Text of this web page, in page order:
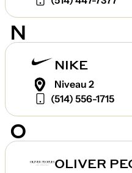
N
NIKE
Niveau 2
(514) 556-1715
O
OLIVER